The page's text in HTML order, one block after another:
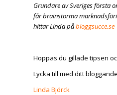
Grundare av Sveriges första
får brainstorma
hittar Linda påbloggsucce.se
Hoppas du gillade tipsen
Lycka till med ditt
Linda Björck